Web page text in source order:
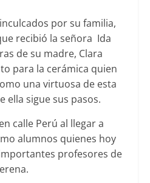
por su familia,
recibió la señora Ida
de su madre, Clara
para la cerámica quien
una virtuosa de esta
ella sigue sus pasos.
calle Perú al llegar a
alumnos quienes hoy
profesores de